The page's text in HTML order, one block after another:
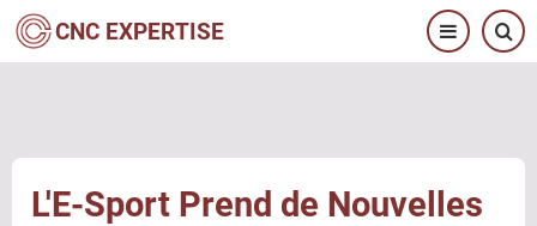
Aller
au
CNC EXPERTISE
L'E-Sport Prend de Nouvelles